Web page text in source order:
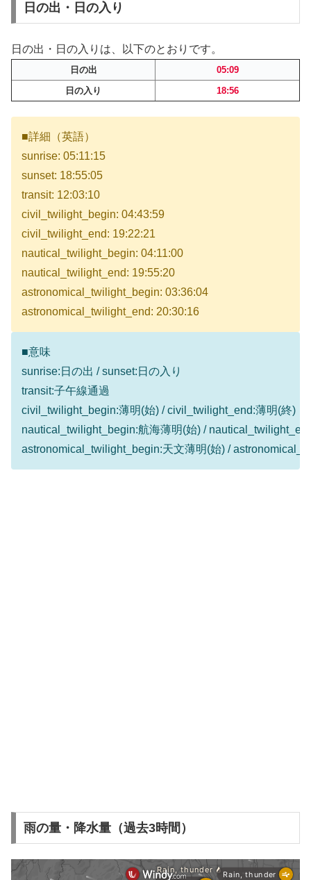
日の出・日の入り
日の出・日の入りは、以下のとおりです。
日の出
05:09
日の入り
18:56
■詳細（英語）
sunrise: 05:11:15
sunset: 18:55:05
transit: 12:03:10
civil_twilight_begin: 04:43:59
civil_twilight_end: 19:22:21
nautical_twilight_begin: 04:11:00
nautical_twilight_end: 19:55:20
astronomical_twilight_begin: 03:36:04
astronomical_twilight_end: 20:30:16
■意味
sunrise:日の出 / sunset:日の入り
transit:子午線通過
civil_twilight_begin:薄明(始) / civil_twilight_end:薄明(終)
nautical_twilight_begin:航海薄明(始) /
astronomical_twilight_begin:天文薄明(始) /
雨の量・降水量（過去3時間）